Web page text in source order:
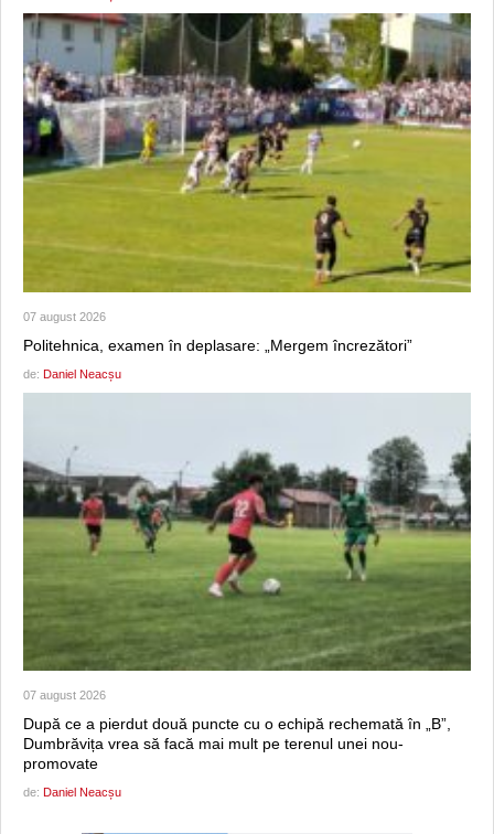
07 august 2026
Politehnica, examen în deplasare: „Mergem încrezători”
de: Daniel Neacșu
07 august 2026
După ce a pierdut două puncte cu o echipă rechemată în „B”,
Dumbrăvița vrea să facă mai mult pe terenul unei nou-
promovate
de: Daniel Neacșu